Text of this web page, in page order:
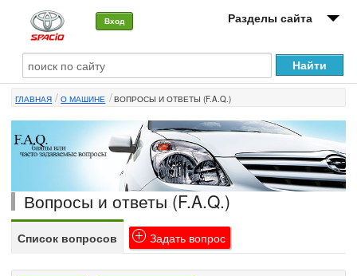
Вход Разделы сайта
О машине
Автоклуб
Форумы
Новости
ГЛАВНАЯ О МАШИНЕ ВОПРОСЫ И ОТВЕТЫ (F.A.Q.)
Вопросы и ответы (F.A.Q.)
Список вопросов Задать вопрос